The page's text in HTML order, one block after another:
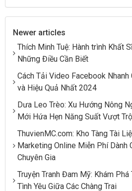
Newer articles
Thích Minh Tuệ: Hành trình Khất
Những Điều Cần Biết
Cách Tải Video Facebook Nhanh
và Hiệu Quả Nhất 2024
Dưa Leo Trèo: Xu Hướng Nông
Mới Hứa Hẹn Năng Suất Vượt
ThuvienMC.com: Kho Tàng Tài
Marketing Online Miễn Phí Dành
Chuyên Gia
Truyện Tranh Đam Mỹ: Khám Phá
Tình Yêu Giữa Các Chàng Trai